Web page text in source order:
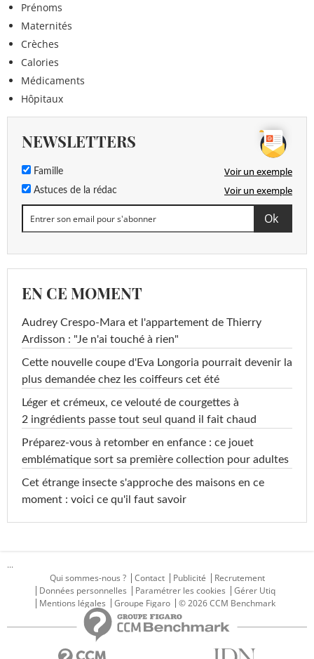
Prénoms
Maternités
Crèches
Calories
Médicaments
Hôpitaux
NEWSLETTERS
Famille Voir un exemple
Astuces de la rédac Voir un exemple
EN CE MOMENT
Audrey Crespo-Mara et l'appartement de Thierry
Ardisson : "Je n'ai touché à rien"
Cette nouvelle coupe d'Eva Longoria pourrait devenir la
plus demandée chez les coiffeurs cet été
Léger et crémeux, ce velouté de courgettes à
2 ingrédients passe tout seul quand il fait chaud
Préparez-vous à retomber en enfance : ce jouet
emblématique sort sa première collection pour adultes
Cet étrange insecte s'approche des maisons en ce
moment : voici ce qu'il faut savoir
...
Qui sommes-nous ?
Contact Publicité
Recrutement
Données personnelles
Paramétrer les cookies
Gérer Utiq
Mentions légales
Groupe Figaro © 2026 CCM Benchmark